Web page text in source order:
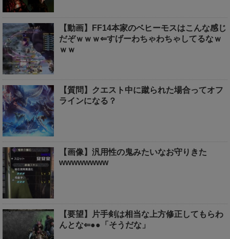
【動画】FF14本家のベヒーモスはこんな感じ
だぞｗｗｗ⇐すげーわちゃわちゃしてるなｗ
ｗｗ
【質問】クエスト中に蹴られた場合ってオフ
ラインになる？
【画像】汎用性の鬼みたいなお守りきた
wwwwwwww
【要望】片手剣は相当な上方修正してもらわ
んとな⇐●●「そうだな」